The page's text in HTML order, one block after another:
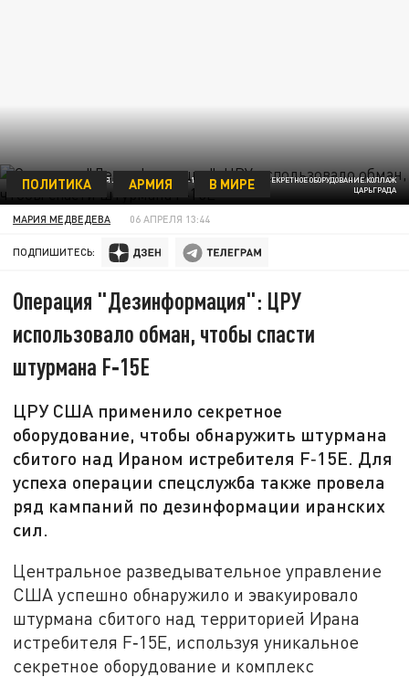
ДЛЯ СПАСЕНИЯ ЛЕТЧИКА СБИТОГО F‑15E ИСПОЛЬЗОВАЛИ СЕКРЕТНОЕ ОБОРУДОВАНИЕ.КОЛЛАЖ
ЦАРЬГРАДА
ПОЛИТИКА АРМИЯ В МИРЕ
МАРИЯ МЕДВЕДЕВА 06 АПРЕЛЯ 13:44
ПОДПИШИТЕСЬ:
Операция "Дезинформация": ЦРУ
использовало обман, чтобы спасти
штурмана F‑15E
ЦРУ США применило секретное
оборудование, чтобы обнаружить штурмана
сбитого над Ираном истребителя F‑15E. Для
успеха операции спецслужба также провела
ряд кампаний по дезинформации иранских
сил.
Центральное разведывательное управление
США успешно обнаружило и эвакуировало
штурмана сбитого над территорией Ирана
истребителя F‑15E, используя уникальное
секретное оборудование и комплекс